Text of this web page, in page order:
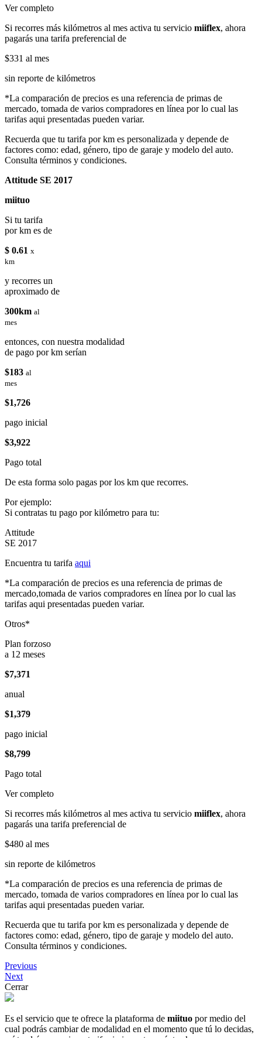
Ver completo
Si recorres más kilómetros al mes activa tu servicio miiflex, ahora
pagarás una tarifa preferencial de
$331 al mes
sin reporte de kilómetros
*La comparación de precios es una referencia de primas de
mercado, tomada de varios compradores en línea por lo cual las
tarifas aqui presentadas pueden variar.
Recuerda que tu tarifa por km es personalizada y depende de
factores como: edad, género, tipo de garaje y modelo del auto.
Consulta términos y condiciones.
Attitude SE 2017
miituo
Si tu tarifa
por km es de
$ 0.61 x
km
y recorres un
aproximado de
300km al
mes
entonces, con nuestra modalidad
de pago por km serían
$183 al
mes
$1,726
pago inicial
$3,922
Pago total
De esta forma solo pagas por los km que recorres.
Por ejemplo:
Si contratas tu pago por kilómetro para tu:
Attitude
SE 2017
Encuentra tu tarifa aqui
*La comparación de precios es una referencia de primas de
mercado,tomada de varios compradores en línea por lo cual las
tarifas aqui presentadas pueden variar.
Otros*
Plan forzoso
a 12 meses
$7,371
anual
$1,379
pago inicial
$8,799
Pago total
Ver completo
Si recorres más kilómetros al mes activa tu servicio miiflex, ahora
pagarás una tarifa preferencial de
$480 al mes
sin reporte de kilómetros
*La comparación de precios es una referencia de primas de
mercado, tomada de varios compradores en línea por lo cual las
tarifas aqui presentadas pueden variar.
Recuerda que tu tarifa por km es personalizada y depende de
factores como: edad, género, tipo de garaje y modelo del auto.
Consulta términos y condiciones.
Previous
Next
Cerrar
Es el servicio que te ofrece la plataforma de miituo por medio del
cual podrás cambiar de modalidad en el momento que tú lo decidas,